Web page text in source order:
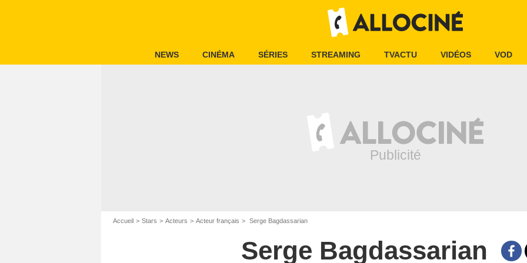
NEWS CINÉMA SÉRIES STREAMING TVACTU VIDÉOS VOD
Accueil Stars Acteurs Acteur français Serge Bagdassarian
Serge Bagdassarian